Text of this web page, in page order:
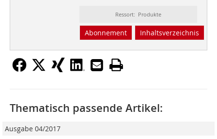
Ressort: Produkte
Abonnement Inhaltsverzeichnis
Thematisch passende Artikel:
Ausgabe 04/2017